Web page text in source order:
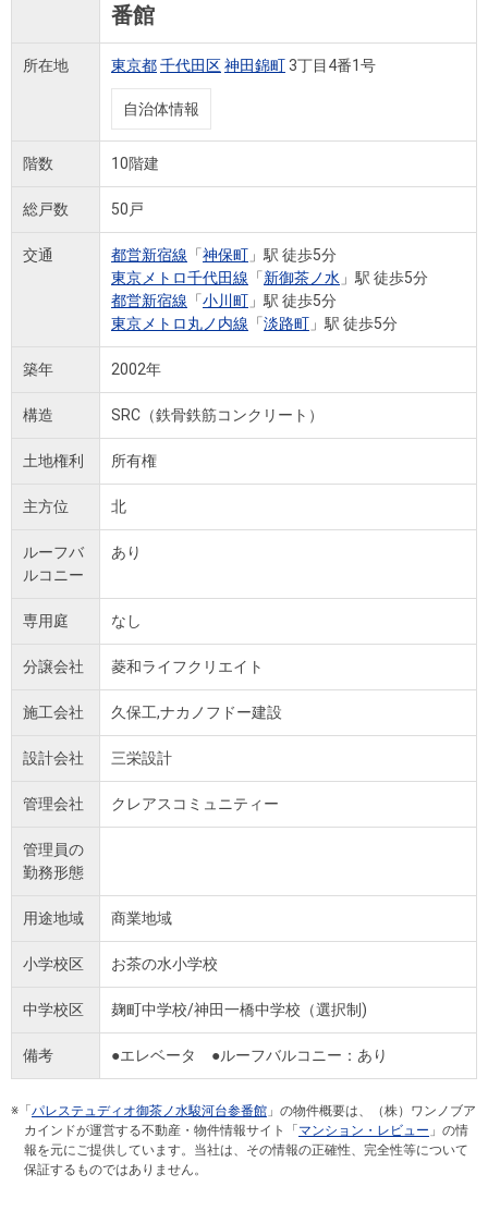
番館
所在地 東京都千代田区神田錦町 3丁目4番1号
自治体情報
階数 10階建
総戸数 50戸
交通 都営新宿線 「神保町 」駅 徒歩5分
東京メトロ千代田線 「新御茶ノ水 」駅 徒歩5分
都営新宿線 「小川町 」駅 徒歩5分
東京メトロ丸ノ内線 「淡路町 」駅 徒歩5分
築年 2002年
構造 SRC（鉄骨鉄筋コンクリート）
土地権利 所有権
主方位 北
ルーフバ
ルコニー
あり
専用庭 なし
分譲会社 菱和ライフクリエイト
施工会社 久保工,ナカノフドー建設
設計会社 三栄設計
管理会社 クレアスコミュニティー
管理員の
勤務形態
用途地域 商業地域
小学校区 お茶の水小学校
中学校区 麹町中学校/神田一橋中学校（選択制)
備考 ●エレベータ ●ルーフバルコニー：あり
※「 パレステュディオ御茶ノ水駿河台参番館 」の物件概要は、（株）ワンノブア
カインドが運営する不動産・物件情報サイト「 マンション・レビュー 」の情
報を元にご提供しています。当社は、その情報の正確性、完全性等について
保証するものではありません。